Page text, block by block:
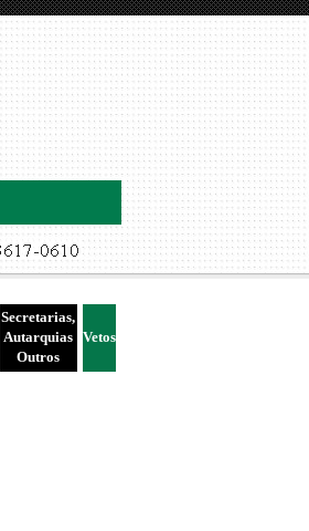
Secretarias,
Autarquias
Outros
Vetos